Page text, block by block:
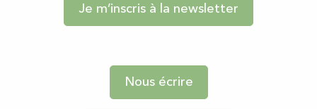
Je m’inscris à la newsletter
Nous écrire